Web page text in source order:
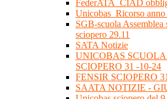
FederATA_CIAD
Unicobas_Ricorso
SGB-scuola Assemblea
sciopero 29.11
SATA Notizie
UNICOBAS
SCIOPERO 31 -10-24
FENSIR SCIOPERO
SAATA NOTIZIE -